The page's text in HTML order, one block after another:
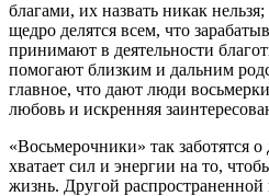
благами, их назвать никак
щедро делятся всем, что
принимают в деятельности
помогают близким и дальним
главное, что дают люди
любовь и искренняя
«Восьмерочники» так заботятся
хватает сил и энергии на то,
жизнь. Другой распространенной